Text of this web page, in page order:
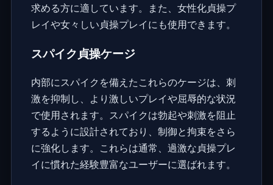
求める方に適しています。また、女性化貞操プ
レイや女々しい貞操プレイにも使用できます。
スパイク貞操ケージ
内部にスパイクを備えたこれらのケージは、刺
激を抑制し、より激しいプレイや屈辱的な状況
で使用されます。スパイクは勃起や刺激を阻止
するように設計されており、制御と拘束をさら
に強化します。これらは通常、過激な貞操プレ
イに慣れた経験豊富なユーザーに選ばれます。